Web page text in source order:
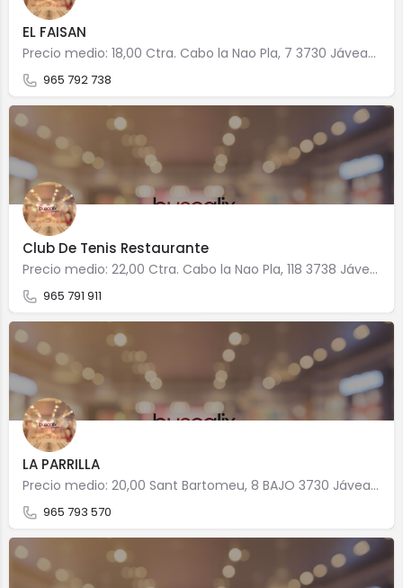
EL FAISAN
Precio medio: 18,00 Ctra. Cabo la Nao Pla, 7 3730 Jávea/Xàbia
965 792 738
Club De Tenis Restaurante
Precio medio: 22,00 Ctra. Cabo la Nao Pla, 118 3738 Jávea/Xàbia
965 791 911
LA PARRILLA
Precio medio: 20,00 Sant Bartomeu, 8 BAJO 3730 Jávea/Xàbia
965 793 570